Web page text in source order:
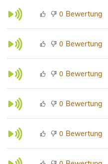
0 Bewertung
0 Bewertung
0 Bewertung
0 Bewertung
0 Bewertung